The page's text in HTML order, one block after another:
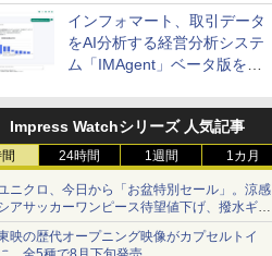
インフォマート、取引データ
をAI分析する経営分析システ
ム「IMAgent」ベータ版を提
Impress Watchシリーズ 人気記事
24時間 1週間 1カ月
ニクロ、今日から「お盆特別セール」。涼感
アサッカーワンピース待望値下げ、撥水ギア
ョーツは1990円に
映の歴代オープニング映像がカプセルトイ